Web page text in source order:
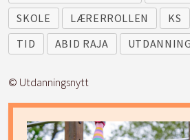
SKOLE
LÆRERROLLEN KS
TID
ABID RAJA
© Utdanningsnytt